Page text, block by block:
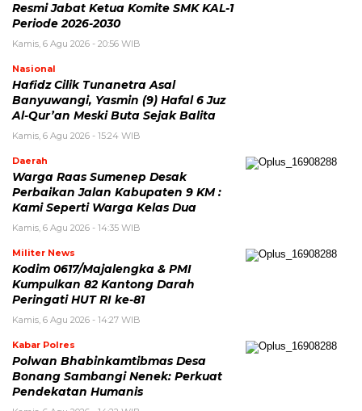
Resmi Jabat Ketua Komite SMK KAL-1
Periode 2026-2030
Kamis, 6 Agu 2026 - 20:56 WIB
Nasional
Hafidz Cilik Tunanetra Asal
Banyuwangi, Yasmin (9) Hafal 6 Juz
Al-Qur’an Meski Buta Sejak Balita
Kamis, 6 Agu 2026 - 15:24 WIB
Daerah
Warga Raas Sumenep Desak
Perbaikan Jalan Kabupaten 9 KM :
Kami Seperti Warga Kelas Dua
Kamis, 6 Agu 2026 - 14:35 WIB
Militer News
Kodim 0617/Majalengka & PMI
Kumpulkan 82 Kantong Darah
Peringati HUT RI ke-81
Kamis, 6 Agu 2026 - 14:27 WIB
Kabar Polres
Polwan Bhabinkamtibmas Desa
Bonang Sambangi Nenek: Perkuat
Pendekatan Humanis